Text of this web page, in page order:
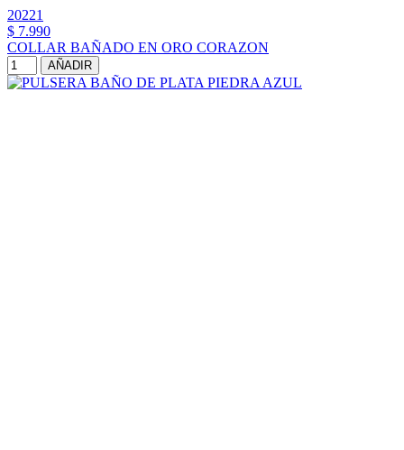
20221
$ 7.990
COLLAR BAÑADO EN ORO CORAZON
AÑADIR